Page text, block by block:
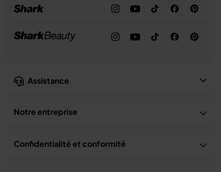
Assistance
Notre entreprise
Confidentialité et conformité